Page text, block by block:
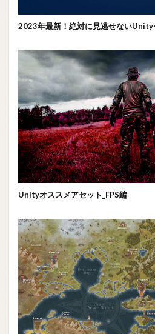
2023年最新！絶対に見逃せない
Unityオススメアセット_FPS編